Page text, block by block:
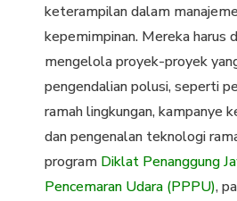
keterampilan dalam
kepemimpinan. Mereka harus
mengelola proyek-proyek
pengendalian polusi, seperti
ramah lingkungan, kampanye
dan pengenalan teknologi
program Diklat Penanggung
Pencemaran Udara (PPPU),